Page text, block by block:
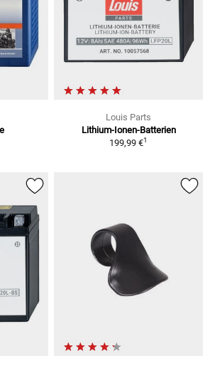
Louis Parts
Lithium-Ionen-Batterien
199,99 €1